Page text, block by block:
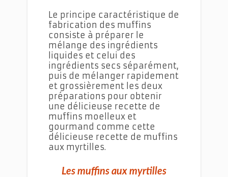
Le principe caractéristique de
fabrication des muffins
consiste à préparer le
mélange des ingrédients
liquides et celui des
ingrédients secs séparément,
puis de mélanger rapidement
et grossièrement les deux
préparations pour obtenir
une délicieuse recette de
muffins moelleux et
gourmand comme cette
délicieuse recette de muffins
aux myrtilles.
Les muffins aux myrtilles